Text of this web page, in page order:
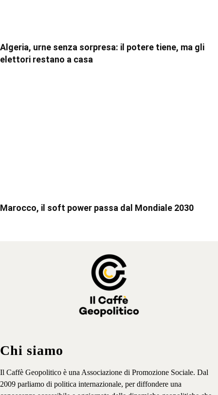
Algeria, urne senza sorpresa: il potere tiene, ma gli
elettori restano a casa
Marocco, il soft power passa dal Mondiale 2030
Chi siamo
Il Caffè Geopolitico è una Associazione di Promozione Sociale. Dal
2009 parliamo di politica internazionale, per diffondere una